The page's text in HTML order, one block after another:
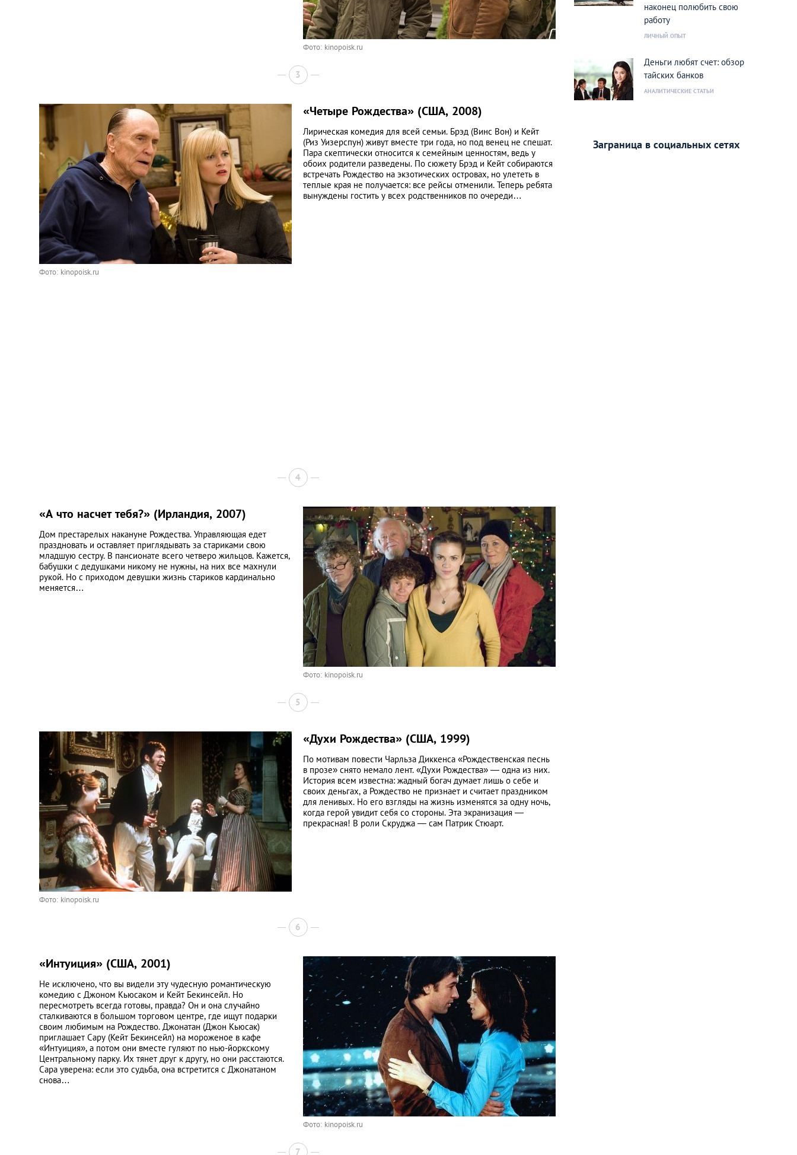
Фото: kinopoisk.ru
3
«Четыре Рождества» (США, 2008)
Лирическая комедия для всей семьи. Брэд (Винс Вон) и Кейт
(Риз Уизерспун) живут вместе три года, но под венец не спешат.
Пара скептически относится к семейным ценностям, ведь у
обоих родители разведены. По сюжету Брэд и Кейт собираются
встречать Рождество на экзотических островах, но улететь в
теплые края не получается: все рейсы отменили. Теперь ребята
вынуждены гостить у всех родственников по очереди…
Фото: kinopoisk.ru
4
«А что насчет тебя?» (Ирландия, 2007)
Дом престарелых накануне Рождества. Управляющая едет
праздновать и оставляет приглядывать за стариками свою
младшую сестру. В пансионате всего четверо жильцов. Кажется,
бабушки с дедушками никому не нужны, на них все махнули
рукой. Но с приходом девушки жизнь стариков кардинально
меняется…
Фото: kinopoisk.ru
5
«Духи Рождества» (США, 1999)
По мотивам повести Чарльза Диккенса «Рождественская песнь
в прозе» снято немало лент. «Духи Рождества» — одна из них.
История всем известна: жадный богач думает лишь о себе и
своих деньгах, а Рождество не признает и считает праздником
для ленивых. Но его взгляды на жизнь изменятся за одну ночь,
когда герой увидит себя со стороны. Эта экранизация —
прекрасная! В роли Скруджа — сам Патрик Стюарт.
Фото: kinopoisk.ru
6
«Интуиция» (США, 2001)
Не исключено, что вы видели эту чудесную романтическую
комедию с Джоном Кьюсаком и Кейт Бекинсейл. Но
пересмотреть всегда готовы, правда? Он и она случайно
сталкиваются в большом торговом центре, где ищут подарки
своим любимым на Рождество. Джонатан (Джон Кьюсак)
приглашает Сару (Кейт Бекинсейл) на мороженое в кафе
«Интуиция», а потом они вместе гуляют по нью-йоркскому
Центральному парку. Их тянет друг к другу, но они расстаются.
Сара уверена: если это судьба, она встретится с Джонатаном
снова…
Фото: kinopoisk.ru
7
наконец полюбить свою
работу
ЛИЧНЫЙ ОПЫТ
Деньги любят счет: обзор
тайских банков
АНАЛИТИЧЕСКИЕ СТАТЬИ
Заграница в социальных сетях